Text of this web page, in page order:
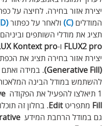
יצירת אזור בחירה. לחיצה על
המודלים (C) ולאחר על כפתור
תציג את מודלי השותפים
FLUX2 pro ו-Kontext pro
יצירת אזור בחירה תציג את
(Generative Fill)
. במידה ואתם
1 תיאלצו להפעיל את הפקודה
Fill מתפריט Edit. בחלון זה
גם במודל הרחבת המידע